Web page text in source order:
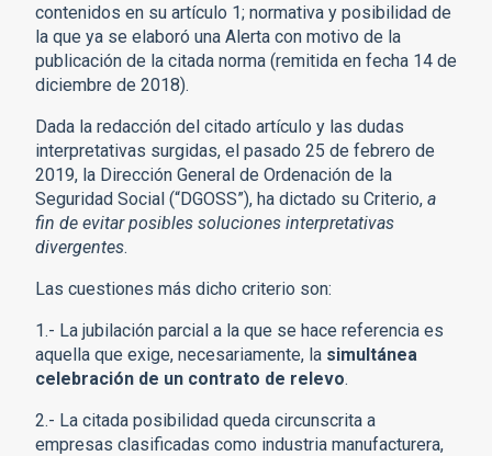
contenidos en su artículo 1; normativa y posibilidad de
la que ya se elaboró una Alerta con motivo de la
publicación de la citada norma (remitida en fecha 14 de
diciembre de 2018).
Dada la redacción del citado artículo y las dudas
interpretativas surgidas, el pasado 25 de febrero de
2019, la Dirección General de Ordenación de la
Seguridad Social (“DGOSS”), ha dictado su Criterio, a
fin de evitar posibles soluciones interpretativas
divergentes.
Las cuestiones más dicho criterio son:
1.- La jubilación parcial a la que se hace referencia es
aquella que exige, necesariamente, la simultánea
celebración de un contrato de relevo.
2.- La citada posibilidad queda circunscrita a
empresas clasificadas como industria manufacturera,